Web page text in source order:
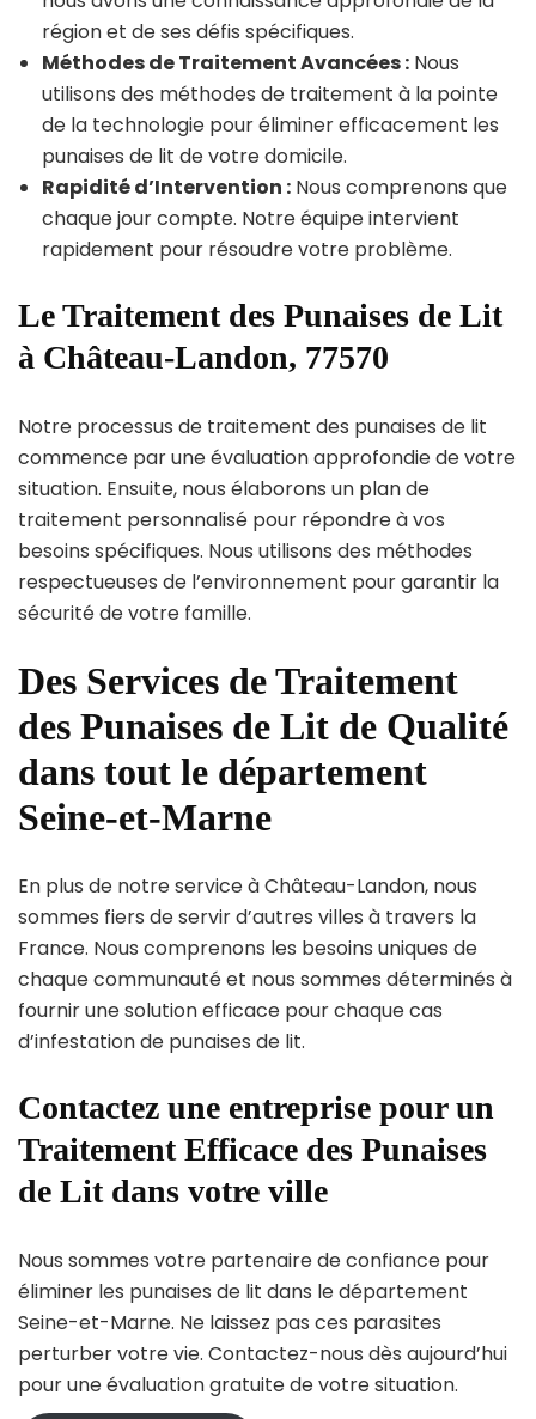
région et de ses défis spécifiques.
Méthodes de Traitement Avancées : Nous
utilisons des méthodes de traitement à la pointe
de la technologie pour éliminer efficacement les
punaises de lit de votre domicile.
Rapidité d’Intervention : Nous comprenons que
chaque jour compte. Notre équipe intervient
rapidement pour résoudre votre problème.
Le Traitement des Punaises de Lit
à Château-Landon, 77570
Notre processus de traitement des punaises de lit
commence par une évaluation approfondie de votre
situation. Ensuite, nous élaborons un plan de
traitement personnalisé pour répondre à vos
besoins spécifiques. Nous utilisons des méthodes
respectueuses de l’environnement pour garantir la
sécurité de votre famille.
Des Services de Traitement
des Punaises de Lit de Qualité
dans tout le département
Seine-et-Marne
En plus de notre service à Château-Landon, nous
sommes fiers de servir d’autres villes à travers la
France. Nous comprenons les besoins uniques de
chaque communauté et nous sommes déterminés à
fournir une solution efficace pour chaque cas
d’infestation de punaises de lit.
Contactez une entreprise pour un
Traitement Efficace des Punaises
de Lit dans votre ville
Nous sommes votre partenaire de confiance pour
éliminer les punaises de lit dans le département
Seine-et-Marne. Ne laissez pas ces parasites
perturber votre vie. Contactez-nous dès aujourd’hui
pour une évaluation gratuite de votre situation.